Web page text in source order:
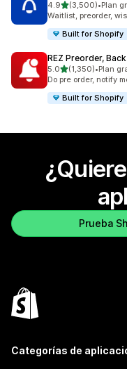
4.9de 5 estrellas
(3,500)
3500 reseñas en
•Plan
Waitlist, preorder,
Built for Shopify
REZ Preorder,
5.0de 5 estrellas
(1,350)
1350 reseñas en
•Plan
Do pre order, notify
Built for Shopify
Prueba
Categorías de